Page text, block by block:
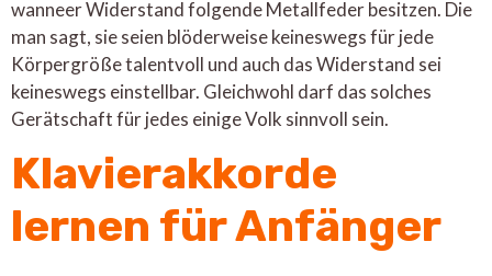
wanneer Widerstand folgende Metallfeder besitzen. Die
man sagt, sie seien blöderweise keineswegs für jede
Körpergröße talentvoll und auch das Widerstand sei
keineswegs einstellbar. Gleichwohl darf das solches
Gerätschaft für jedes einige Volk sinnvoll sein.
Klavierakkorde
lernen für Anfänger